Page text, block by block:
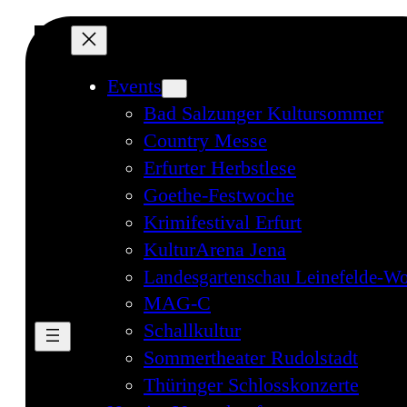
Events
Bad Salzunger Kultursommer
Country Messe
Erfurter Herbstlese
Goethe-Festwoche
Krimifestival Erfurt
KulturArena Jena
Landesgartenschau Leinefelde-
MAG-C
Schallkultur
Sommertheater Rudolstadt
Thüringer Schlosskonzerte